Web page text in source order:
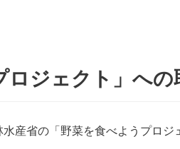
ロジェクト」へ
産省の「野菜を食べようプロジ